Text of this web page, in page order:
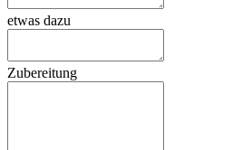
etwas dazu
Zubereitung